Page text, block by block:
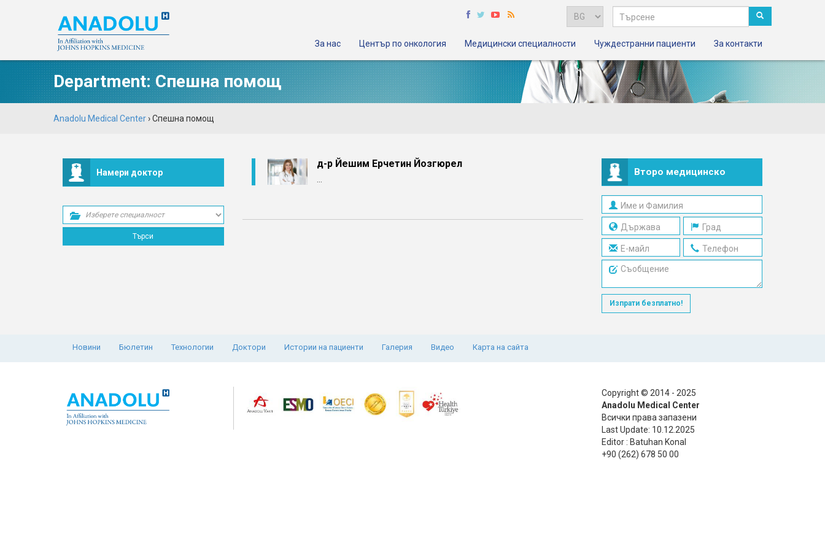
За нас Център по онкология Медицински специалности Чуждестранни пациенти За контакти
Department:Спешна помощ
Anadolu Medical Center›Спешна помощ
Намери доктор
д-р Йешим Ерчетин Йозгюрел
Второ медицинско
мнение
Изпрати безплатно!
Новини Бюлетин Технологии Доктори Истории на пациенти Галерия Видео Карта на сайта
Copyright © 2014 - 2025
Anadolu Medical Center
Всички права запазени
Last Update: 10.12.2025
Editor : Batuhan Konal
+90 (262) 678 50 00